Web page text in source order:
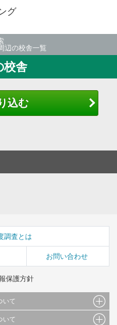
グ
辺の校舎一覧
校舎
込む
調査とは
お問い合わせ
保護方針
いて
スト、画像データ等）及びこれらの配
いて